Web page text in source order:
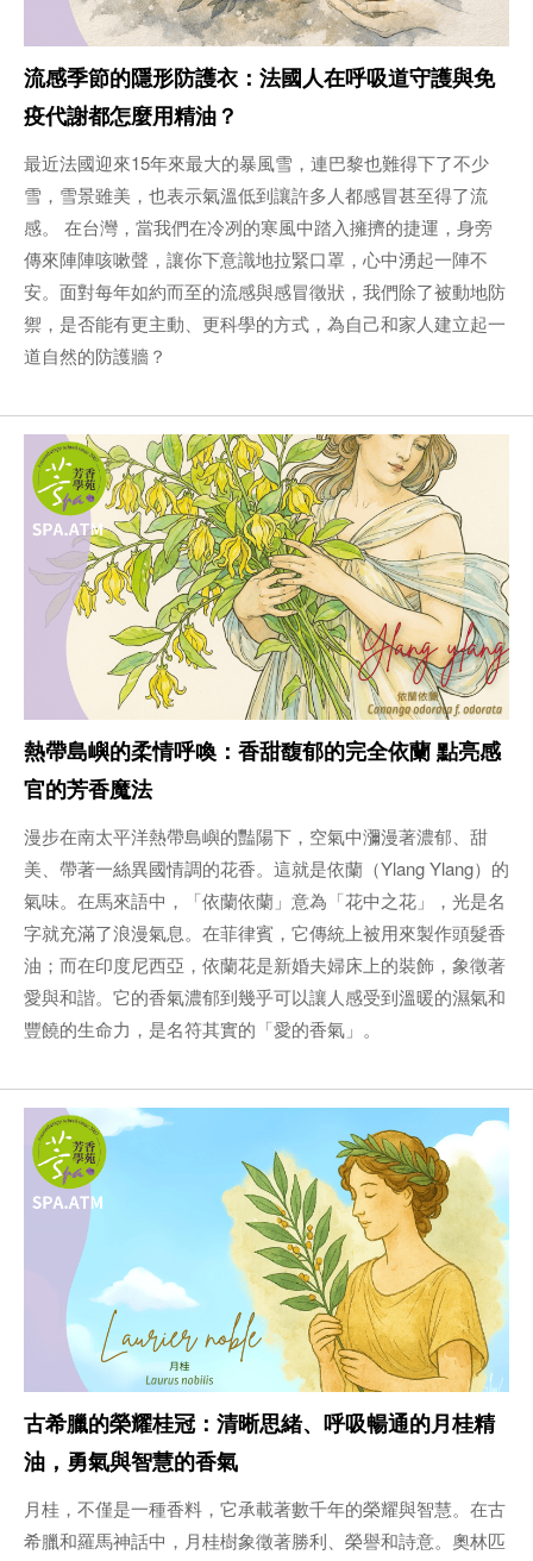
流感季節的隱形防護衣：法國人在呼吸道守護與免
疫代謝都怎麼用精油？
最近法國迎來15年來最大的暴風雪，連巴黎也難得下了不少
雪，雪景雖美，也表示氣溫低到讓許多人都感冒甚至得了流
感。 在台灣，當我們在冷冽的寒風中踏入擁擠的捷運，身旁
傳來陣陣咳嗽聲，讓你下意識地拉緊口罩，心中湧起一陣不
安。面對每年如約而至的流感與感冒徵狀，我們除了被動地防
禦，是否能有更主動、更科學的方式，為自己和家人建立起一
道自然的防護牆？
熱帶島嶼的柔情呼喚：香甜馥郁的完全依蘭 點亮感
官的芳香魔法
漫步在南太平洋熱帶島嶼的豔陽下，空氣中瀰漫著濃郁、甜
美、帶著一絲異國情調的花香。這就是依蘭（Ylang Ylang）的
氣味。在馬來語中，「依蘭依蘭」意為「花中之花」，光是名
字就充滿了浪漫氣息。在菲律賓，它傳統上被用來製作頭髮香
油；而在印度尼西亞，依蘭花是新婚夫婦床上的裝飾，象徵著
愛與和諧。它的香氣濃郁到幾乎可以讓人感受到溫暖的濕氣和
豐饒的生命力，是名符其實的「愛的香氣」。
古希臘的榮耀桂冠：清晰思緒、呼吸暢通的月桂精
油，勇氣與智慧的香氣
月桂，不僅是一種香料，它承載著數千年的榮耀與智慧。在古
希臘和羅馬神話中，月桂樹象徵著勝利、榮譽和詩意。奧林匹